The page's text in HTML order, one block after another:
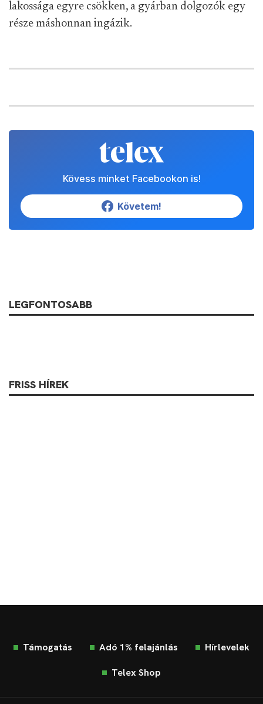
lakossága egyre csökken, a gyárban dolgozók egy
része máshonnan ingázik.
Kövess minket Facebookon is!
Követem!
LEGFONTOSABB
FRISS HÍREK
Támogatás Adó 1% felajánlás Hírlevelek
Telex Shop